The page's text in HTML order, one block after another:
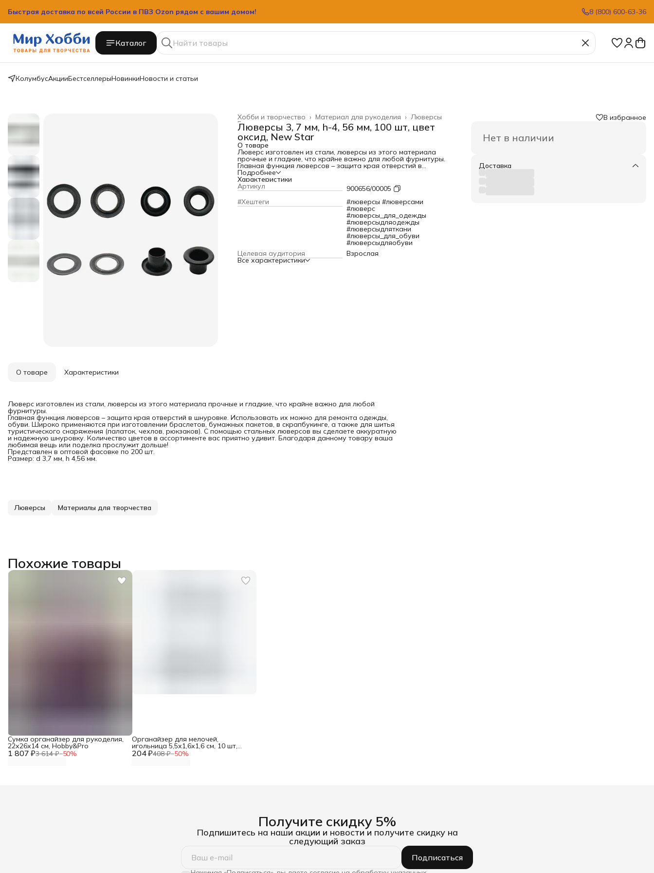
8 (800) 600-63-36
Каталог
КолумбусАкцииБестселлерыНовинкиНовости и статьи
Люверсы
Материал для рукоделия ›
Хобби и творчество ›
Главная ›
Люверсы 3, 7 мм, h-4, 56 мм, 100 шт, цвет
оксид, New Star
О товаре
Люверс изготовлен из стали, люверсы из этого материала
прочные и гладкие, что крайне важно для любой фурнитуры.
Главная функция люверсов – защита края отверстий в
шнуровке. Использовать их можно для ремонта одежды,
обуви. Широко применяются при изготовлении браслетов,
бумажных пакетов, в скрапбукинге, а также для шитья
туристического снаряжения (палаток, чехлов, рюкзаков). С
помощью стальных люверсов вы сделаете аккуратную и
надежную шнуровку. Количество цветов в ассортименте вас
приятно удивит. Благодаря данному товару ваша любимая
вещь или поделка прослужит дольше!
Представлен в оптовой фасовке по 200 шт.
Подробнее
Характеристики
Артикул
900656/00005
#Хештеги
#люверсы #люверсами
#люверс
#люверсы_для_одежды
#люверсыдляодежды
#люверсыдляткани
#люверсы_для_обуви
#люверсыдляобуви
Целевая аудитория
Взрослая
Все характеристики
В избранное
Нет в наличии
Доставка
О товаре Характеристики
Люверс изготовлен из стали, люверсы из этого материала прочные и гладкие, что крайне важно для любой
фурнитуры.
Главная функция люверсов – защита края отверстий в шнуровке. Использовать их можно для ремонта одежды,
обуви. Широко применяются при изготовлении браслетов, бумажных пакетов, в скрапбукинге, а также для шитья
туристического снаряжения (палаток, чехлов, рюкзаков). С помощью стальных люверсов вы сделаете аккуратную
и надежную шнуровку. Количество цветов в ассортименте вас приятно удивит. Благодаря данному товару ваша
любимая вещь или поделка прослужит дольше!
Представлен в оптовой фасовке по 200 шт.
Размер: d 3,7 мм, h 4,56 мм.
Люверсы Материалы для творчества
Похожие товары
1 807 ₽3 614 ₽−50%
Сумка органайзер для рукоделия,
22х26х14 см, Hobby&Pro
204 ₽408 ₽−50%
Органайзер для мелочей,
игольница 5,5х1,6х1,6 см, 10 шт,
Айрис
Получите скидку 5%
Подпишитесь на наши акции и новости и получите скидку на
следующий заказ
Подписаться